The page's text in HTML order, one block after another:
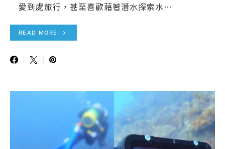
愛到處旅行，甚至喜歡藉著潛水探索水…
READ MORE